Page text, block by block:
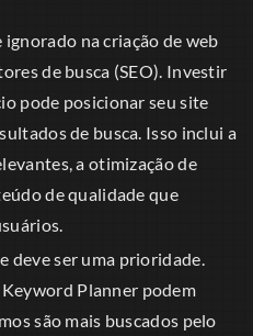
na criação de web
de busca (SEO). Investir
pode posicionar seu site
de busca. Isso inclui a
a otimização de
de qualidade que
deve ser uma prioridade.
Planner podem
são mais buscados pelo